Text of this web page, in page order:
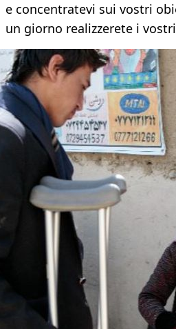
e concentratevi sui vostri
un giorno realizzerete i